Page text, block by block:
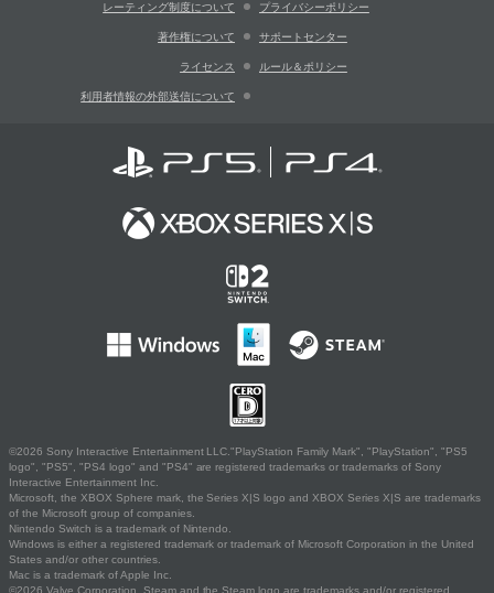
レーティング制度について プライバシーポリシー
著作権について サポートセンター
ライセンス ルール＆ポリシー
利用者情報の外部送信について
©2026 Sony Interactive Entertainment LLC."PlayStation Family Mark", "PlayStation", "PS5
logo", "PS5", "PS4 logo" and "PS4" are registered trademarks or trademarks of Sony
Interactive Entertainment Inc.
Microsoft, the XBOX Sphere mark, the Series X|S logo and XBOX Series X|S are trademarks
of the Microsoft group of companies.
Nintendo Switch is a trademark of Nintendo.
Windows is either a registered trademark or trademark of Microsoft Corporation in the United
States and/or other countries.
Mac is a trademark of Apple Inc.
©2026 Valve Corporation. Steam and the Steam logo are trademarks and/or registered